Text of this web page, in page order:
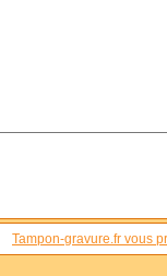
Tampon-gravure.fr vous